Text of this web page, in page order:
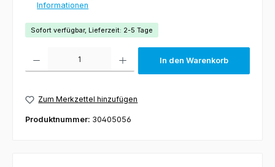
Informationen
Sofort verfügbar, Lieferzeit: 2-5 Tage
In den Warenkorb
Zum Merkzettel hinzufügen
Produktnummer: 30405056